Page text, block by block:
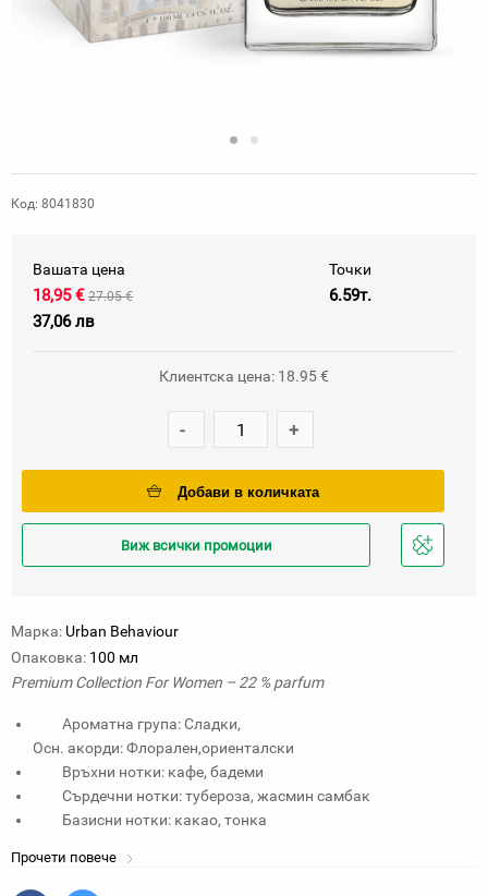
Код: 8041830
Вашата цена
18,95 € 27.05 €
37,06 лв
Точки
6.59т.
Клиентска цена: 18.95 €
- +
Добави в количката
Виж всички промоции
Добави
Марка: Urban Behaviour
Опаковка: 100 мл
Premium Collection For Women – 22 % parfum
Ароматна група: Сладки,
Осн. акорди: Флорален,ориенталски
Връхни нотки: кафе, бадеми
Сърдечни нотки: тубероза, жасмин самбак
Базисни нотки: какао, тонка
Прочети повече